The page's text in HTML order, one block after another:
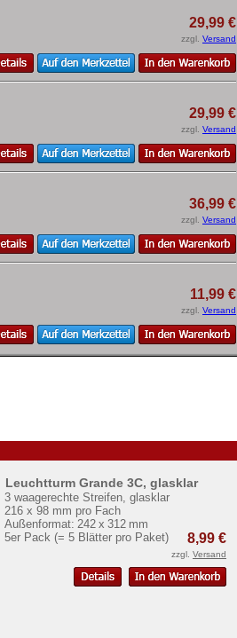
29,99 €
zzgl. Versand
29,99 €
zzgl. Versand
36,99 €
zzgl. Versand
11,99 €
zzgl. Versand
Leuchtturm Grande 3C, glasklar
3 waagerechte Streifen, glasklar
216 x 98 mm pro Fach
Außenformat: 242 x 312 mm
5er Pack (= 5 Blätter pro Paket)
8,99 €
zzgl. Versand